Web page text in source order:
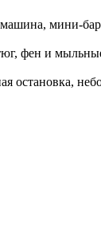
мини-
фен и
остановка,